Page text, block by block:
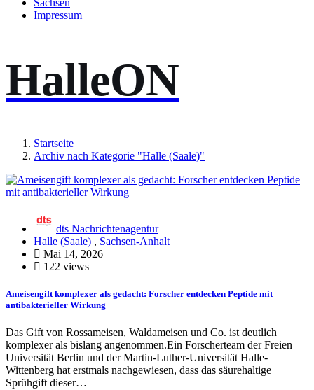
Sachsen
Impressum
HalleON
Startseite
Archiv nach Kategorie "Halle (Saale)"
dts Nachrichtenagentur
Halle (Saale) , Sachsen-Anhalt
Mai 14, 2026
122 views
Ameisengift komplexer als gedacht: Forscher entdecken Peptide mit
antibakterieller Wirkung
Das Gift von Rossameisen, Waldameisen und Co. ist deutlich
komplexer als bislang angenommen.Ein Forscherteam der Freien
Universität Berlin und der Martin-Luther-Universität Halle-
Wittenberg hat erstmals nachgewiesen, dass das säurehaltige
Sprühgift dieser…